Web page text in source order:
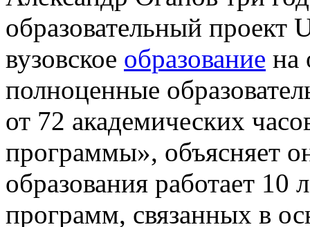
образовательный проект
вузовское образование на
полноценные
от 72 академических
программы», объясняет
образования работает 10
программ, связанных в